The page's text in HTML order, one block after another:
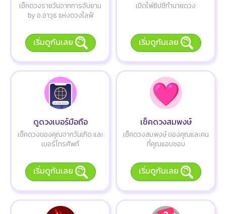
เช็คดวงรายวันจากการจับยาม
by อ.อาวุธ แห่งดวงไลฟ์
เริ่มดูกันเลย
เปิดไพ่ยิปซีทำนายดวง
เริ่มดูกันเลย
ดูดวงเบอร์มือถือ
เช็คดวงของคุณจากวันเกิด และ
เบอร์โทรศัพท์
เริ่มดูกันเลย
เช็คดวงสมพงษ์
เช็คดวงสมพงษ์ ของคุณและคน
ที่คุณแอบชอบ
เริ่มดูกันเลย